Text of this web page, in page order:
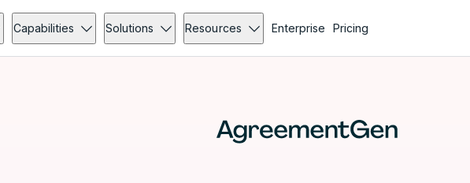
Capabilities Solutions Resources Enterprise Pricing